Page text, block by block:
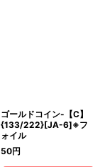
ゴールドコイン-【C】
{133/222}[JA-6]※フ
ォイル
50円